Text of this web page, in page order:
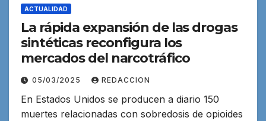
ACTUALIDAD
La rápida expansión de las drogas
sintéticas reconfigura los
mercados del narcotráfico
05/03/2025 REDACCION
En Estados Unidos se producen a diario 150
muertes relacionadas con sobredosis de opioides